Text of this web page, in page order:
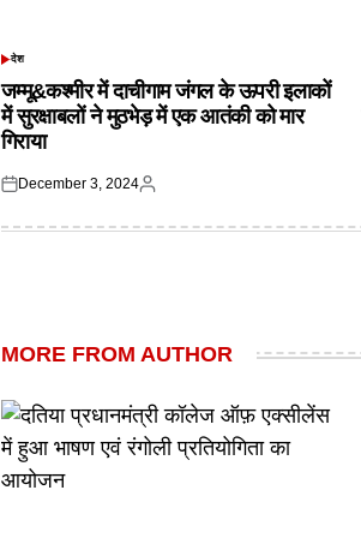
POSTED
देश
जम्मू&कश्मीर में दाचीगाम जंगल के ऊपरी इलाकों
में सुरक्षाबलों ने मुठभेड़ में एक आतंकी को मार
गिराया
Posted
December 3, 2024
Posted
MORE FROM AUTHOR